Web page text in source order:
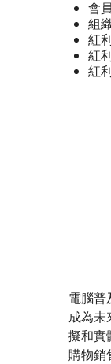
會
組
紅
紅
紅
電腦普
成為未
擬和實
購物銷